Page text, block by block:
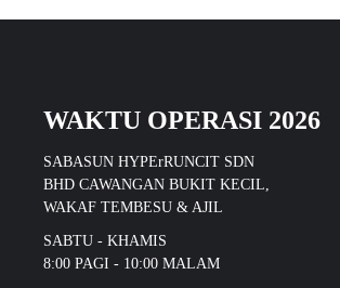
WAKTU OPERASI 2026
SABASUN HYPErRUNCIT SDN
BHD CAWANGAN BUKIT KECIL,
WAKAF TEMBESU & AJIL
SABTU - KHAMIS
8:00 PAGI - 10:00 MALAM